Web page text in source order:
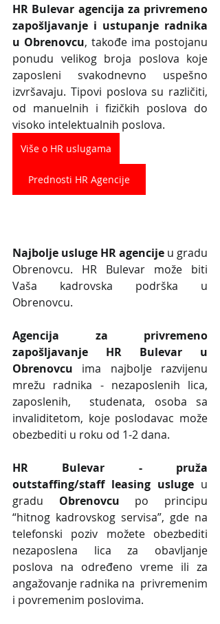
HR Bulevar agencija za privremeno
zapošljavanje i ustupanje radnika
u Obrenovcu, takođe ima postojanu
ponudu velikog broja poslova koje
zaposleni svakodnevno uspešno
izvršavaju. Tipovi poslova su različiti,
od manuelnih i fizičkih poslova do
visoko intelektualnih poslova.
Više o HR uslugama
Prednosti HR Agencije
Najbolje usluge HR agencije u gradu
Obrenovcu. HR Bulevar može biti
Vaša kadrovska podrška u
Obrenovcu.
Agencija za privremeno
zapošljavanje HR Bulevar u
Obrenovcu ima najbolje razvijenu
mrežu radnika - nezaposlenih lica,
zaposlenih,  studenata, osoba sa
invaliditetom, koje poslodavac može
obezbediti u roku od 1-2 dana.
HR Bulevar - pruža
outstaffing/staff leasing usluge u
gradu Obrenovcu po principu
“hitnog kadrovskog servisa”, gde na
telefonski poziv možete obezbediti
nezaposlena lica za obavljanje
poslova na određeno vreme ili za
angažovanje radnika na  privremenim
i povremenim poslovima.